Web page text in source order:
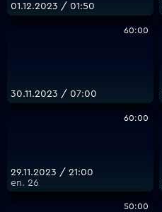
01.12.2023 / 01:50
60:00
30.11.2023 / 07:00
60:00
29.11.2023 / 21:00
еп. 26
50:00